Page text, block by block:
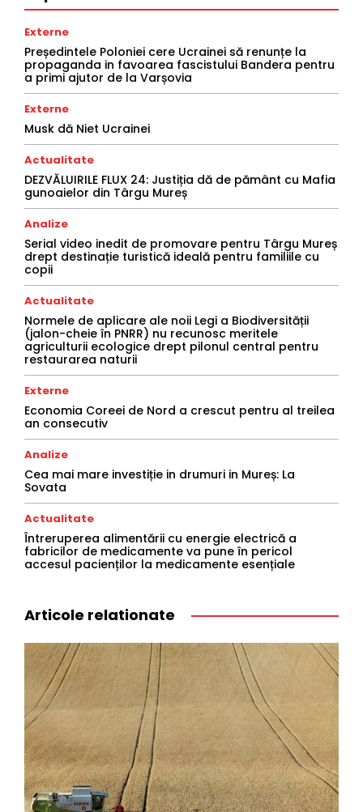
Externe
Președintele Poloniei cere Ucrainei să renunțe la
propaganda in favoarea fascistului Bandera pentru
a primi ajutor de la Varșovia
Externe
Musk dă Niet Ucrainei
Actualitate
DEZVĂLUIRILE FLUX 24: Justiția dă de pământ cu Mafia
gunoaielor din Târgu Mureș
Analize
Serial video inedit de promovare pentru Târgu Mureș
drept destinație turistică ideală pentru familiile cu
copii
Actualitate
Normele de aplicare ale noii Legi a Biodiversității
(jalon-cheie în PNRR) nu recunosc meritele
agriculturii ecologice drept pilonul central pentru
restaurarea naturii
Externe
Economia Coreei de Nord a crescut pentru al treilea
an consecutiv
Analize
Cea mai mare investiție in drumuri in Mureș: La
Sovata
Actualitate
Întreruperea alimentării cu energie electrică a
fabricilor de medicamente va pune în pericol
accesul pacienților la medicamente esențiale
Articole relationate